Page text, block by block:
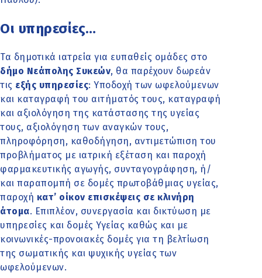
Οι υπηρεσίες…
Τα δημοτικά ιατρεία για ευπαθείς ομάδες στο
δήμο Νεάπολης Συκεών, θα παρέχουν δωρεάν
τις εξής υπηρεσίες: Υποδοχή των ωφελούμενων
και καταγραφή του αιτήματός τους, καταγραφή
και αξιολόγηση της κατάστασης της υγείας
τους, αξιολόγηση των αναγκών τους,
πληροφόρηση, καθοδήγηση, αντιμετώπιση του
προβλήματος με ιατρική εξέταση και παροχή
φαρμακευτικής αγωγής, συνταγογράφηση, ή/
και παραπομπή σε δομές πρωτοβάθμιας υγείας,
παροχή κατ’ οίκον επισκέψεις σε κλινήρη
άτομα. Επιπλέον, συνεργασία και δικτύωση με
υπηρεσίες και δομές Υγείας καθώς και με
κοινωνικές-προνοιακές δομές για τη βελτίωση
της σωματικής και ψυχικής υγείας των
ωφελούμενων.